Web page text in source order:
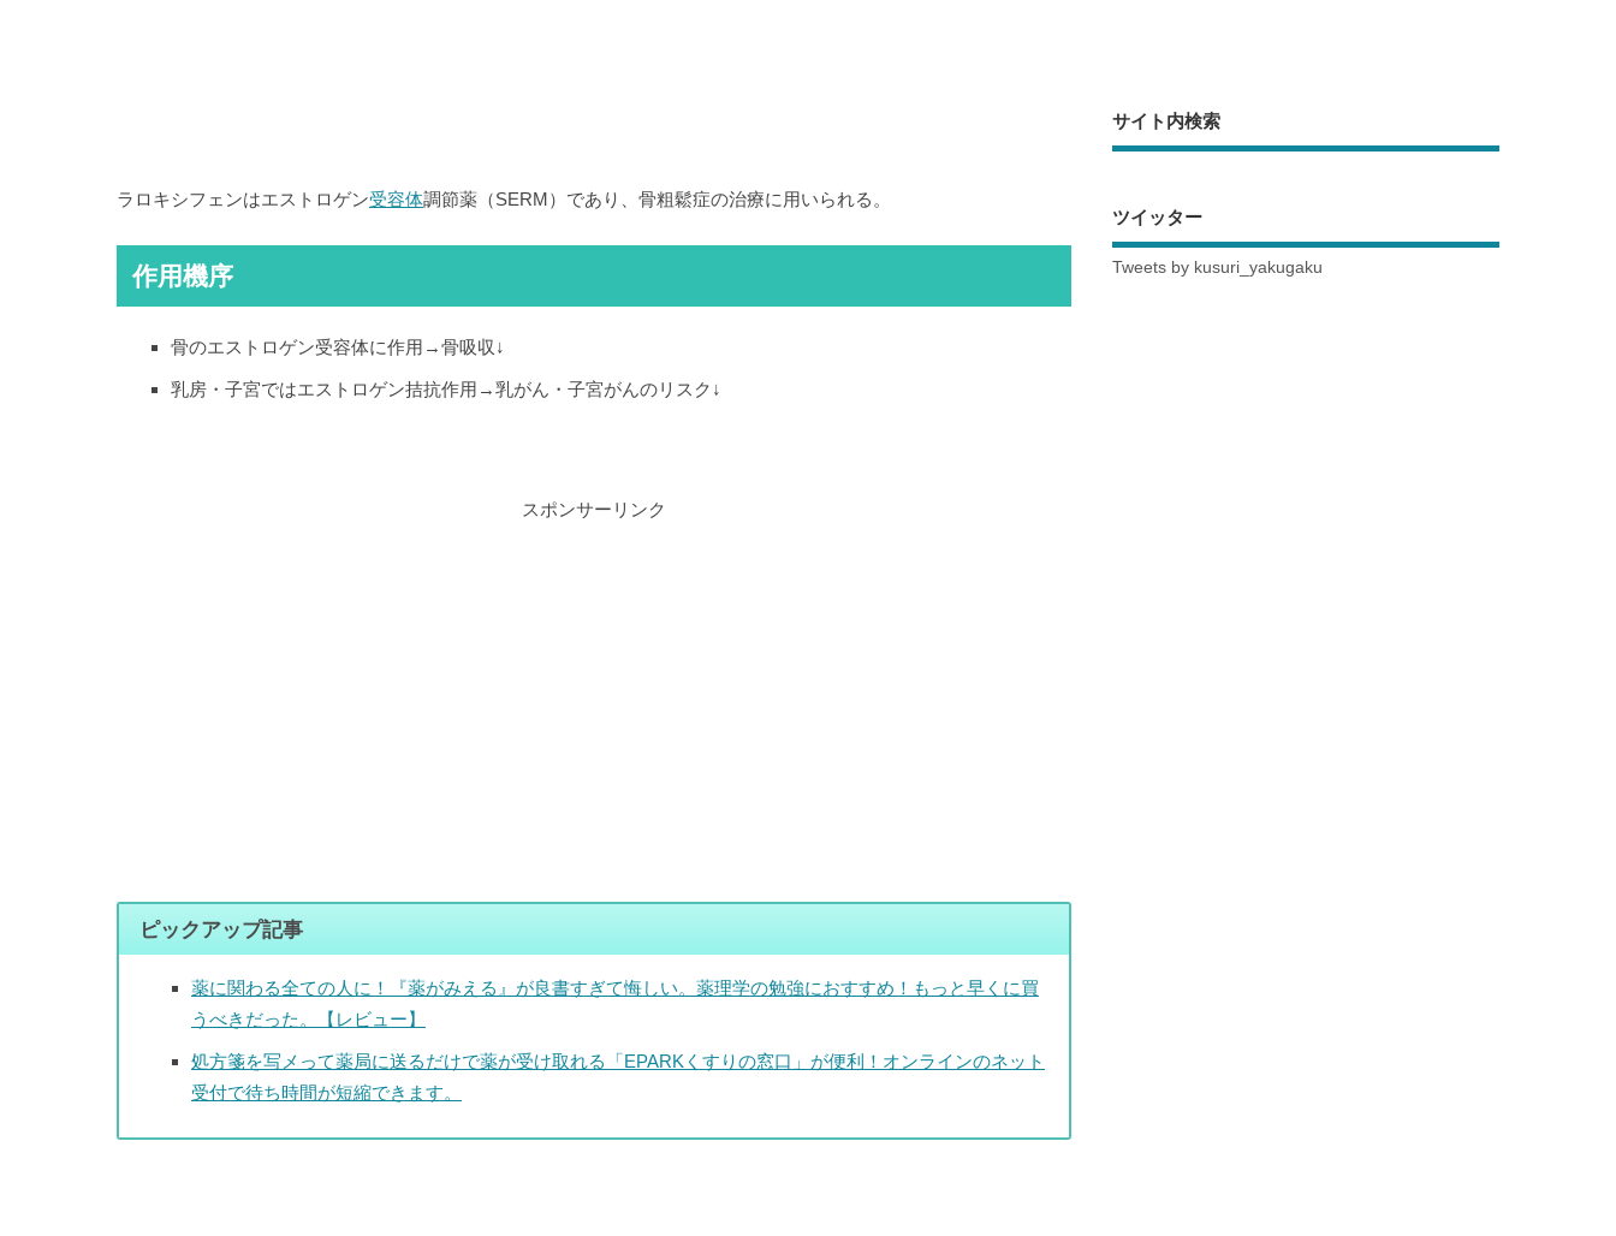
ラロキシフェンはエストロゲン受容体調節薬（SERM）であり、骨粗鬆症の治療に用いられる。
作用機序
骨のエストロゲン受容体に作用→骨吸収↓
乳房・子宮ではエストロゲン拮抗作用→乳がん・子宮がんのリスク↓
スポンサーリンク
ピックアップ記事
薬に関わる全ての人に！『薬がみえる』が良書すぎて悔しい。薬理学の勉強におすすめ！もっと早くに買
うべきだった。【レビュー】
処方箋を写メって薬局に送るだけで薬が受け取れる「EPARKくすりの窓口」が便利！オンラインのネット
受付で待ち時間が短縮できます。
サイト内検索
ツイッター
Tweets by kusuri_yakugaku